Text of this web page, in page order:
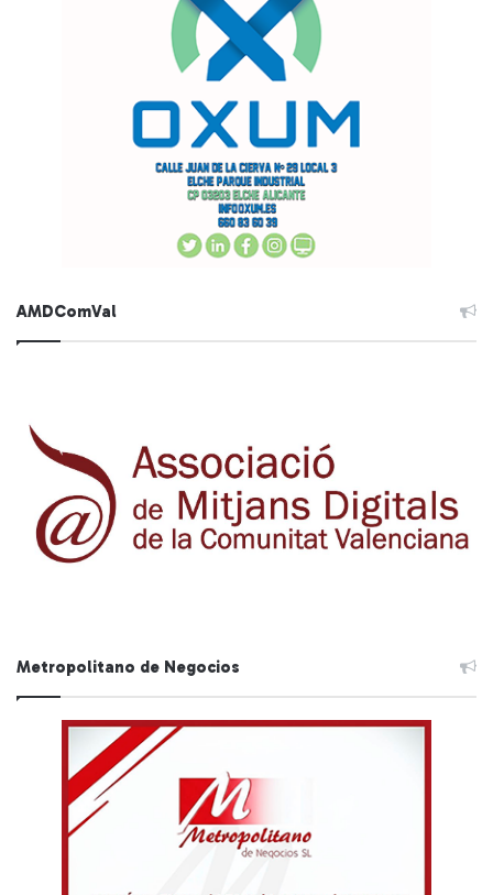
AMDComVal
Metropolitano de Negocios